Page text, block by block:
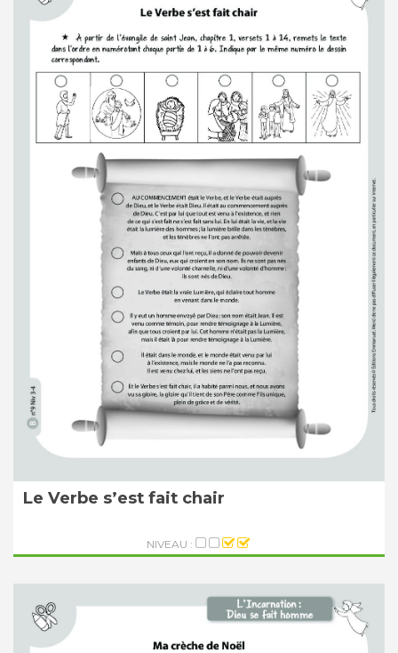
Le Verbe s’est fait chair
NIVEAU :